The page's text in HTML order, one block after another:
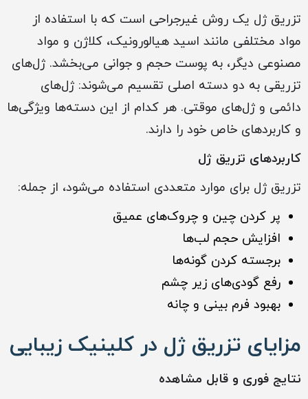
تزریق ژل یک روش غیرجراحی است که با استفاده از
مواد مختلفی مانند اسید هیالورونیک، کلاژن و مواد
مصنوعی دیگر، به پوست حجم و جوانی می‌بخشد. ژل‌های
تزریقی به دو دسته اصلی تقسیم می‌شوند: ژل‌های
دائمی و ژل‌های موقتی. هر کدام از این دسته‌ها ویژگی‌ها
و کاربردهای خاص خود را دارند.
کاربردهای تزریق ژل
تزریق ژل برای موارد متعددی استفاده می‌شود، از جمله:
پر کردن چین و چروک‌های عمیق
افزایش حجم لب‌ها
برجسته کردن گونه‌ها
رفع گودی‌های زیر چشم
بهبود فرم بینی و چانه
مزایای تزریق ژل در کلینیک زیبایی
نتایج فوری و قابل مشاهده